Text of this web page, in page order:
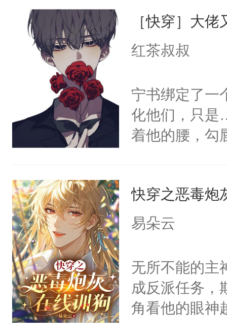
［快穿］大
红茶叔叔
宁书绑定了一
化他们，只是
着他的腰，勾
来，给老公亲
用力——为你
快穿之恶毒炮
易朵云
无所不能的主
成反派任务，
角看他的眼